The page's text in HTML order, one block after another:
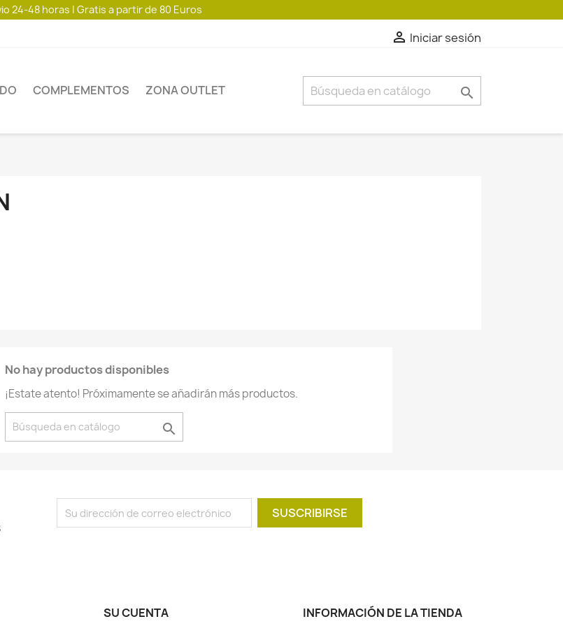
24-48 horas | Gratis a partir de 80 Euros
 Iniciar sesión
COMPLEMENTOS ZONA OUTLET 
No hay productos disponibles
¡Estate atento! Próximamente se añadirán más productos.

SU CUENTA INFORMACIÓN DE LA TIENDA